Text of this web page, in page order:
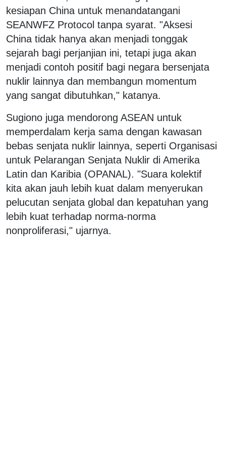
kesiapan China untuk menandatangani
SEANWFZ Protocol tanpa syarat. "Aksesi
China tidak hanya akan menjadi tonggak
sejarah bagi perjanjian ini, tetapi juga akan
menjadi contoh positif bagi negara bersenjata
nuklir lainnya dan membangun momentum
yang sangat dibutuhkan," katanya.
Sugiono juga mendorong ASEAN untuk
memperdalam kerja sama dengan kawasan
bebas senjata nuklir lainnya, seperti Organisasi
untuk Pelarangan Senjata Nuklir di Amerika
Latin dan Karibia (OPANAL). "Suara kolektif
kita akan jauh lebih kuat dalam menyerukan
pelucutan senjata global dan kepatuhan yang
lebih kuat terhadap norma-norma
nonproliferasi," ujarnya.